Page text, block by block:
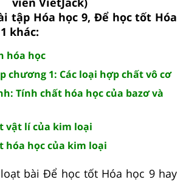
tập Hóa học 9, Để học tốt Hóa
khác:
hóa học
chương 1: Các loại hợp chất vô cơ
Tính chất hóa học của bazơ và
vật lí của kim loại
hóa học của kim loại
bài Để học tốt Hóa học 9 hay